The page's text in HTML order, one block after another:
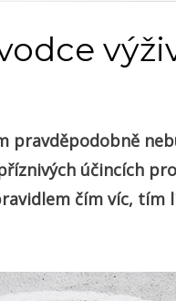
pravděpodobně
účincích
čím víc, tím